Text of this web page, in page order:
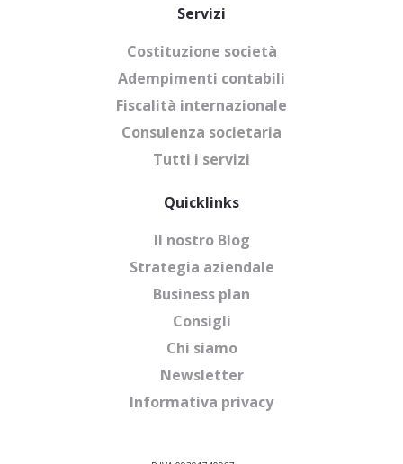
Servizi
Costituzione società
Adempimenti contabili
Fiscalità internazionale
Consulenza societaria
Tutti i servizi
Quicklinks
Il nostro Blog
Strategia aziendale
Business plan
Consigli
Chi siamo
Newsletter
Informativa privacy